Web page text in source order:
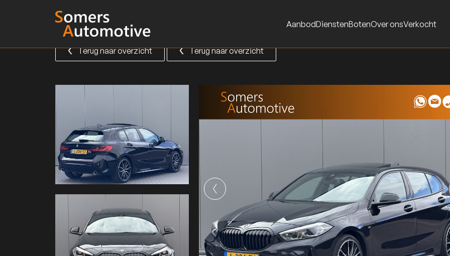
AanbodDienstenBotenOver onsVerkocht
Terug naar overzicht
Terug naar overzicht
Terug naar overzicht
Terug naar overzicht